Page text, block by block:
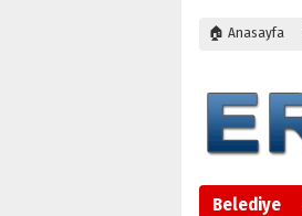
🏠 Anasayfa
Belediye